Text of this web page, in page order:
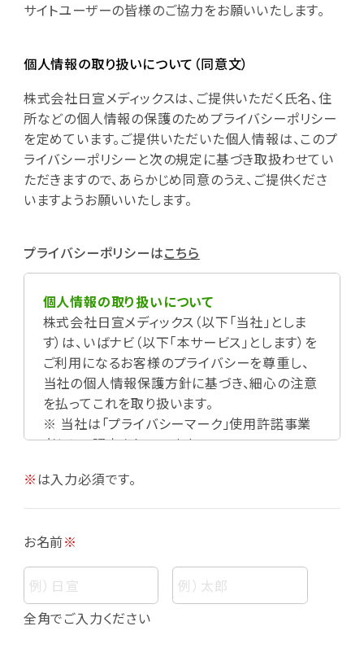
サイトユーザーの皆様のご協力をお願いいたします。
個人情報の取り扱いについて（同意文）
株式会社日宣メディックスは、ご提供いただく氏名、住
所などの個人情報の保護のためプライバシーポリシー
を定めています。ご提供いただいた個人情報は、このプ
ライバシーポリシーと次の規定に基づき取扱わせてい
ただきますので、あらかじめ同意のうえ、ご提供くださ
いますようお願いいたします。
プライバシーポリシーはこちら
個人情報の取り扱いについて
株式会社日宣メディックス（以下「当社」としま
す）は、いばナビ（以下「本サービス」とします）を
ご利用になるお客様のプライバシーを尊重し、
当社の個人情報保護方針に基づき、細心の注意
を払ってこれを取り扱います。
※ 当社は「プライバシーマーク」使用許諾事業
者として認定されています。
個人情報
個人情報とは、お客様個人に関する情報であっ
て、当該情報を構成する氏名、住所、電話番号、
※は入力必須です。
お名前※
全角でご入力ください